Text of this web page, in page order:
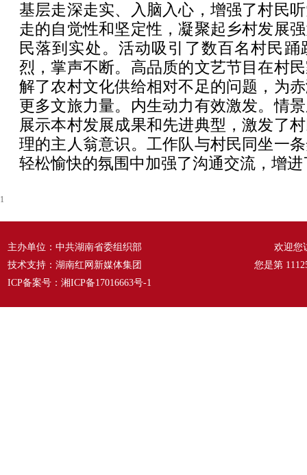
基层走深走实、入脑入心，增强了村民
走的自觉性和坚定性，凝聚起乡村发展
民落到实处。活动吸引了数百名村民
烈，掌声不断。高品质的文艺节目在村
解了农村文化供给相对不足的问题，为
更多文旅力量。内生动力有效激发。情
展示本村发展成果和先进典型，激发了
理的主人翁意识。工作队与村民同坐一
轻松愉快的氛围中加强了沟通交流，增
1
主办单位：中共湖南省委组织部
技术支持：湖南红网新媒体集团
ICP备案号： 湘ICP备17016663号-1
欢迎您
您是第